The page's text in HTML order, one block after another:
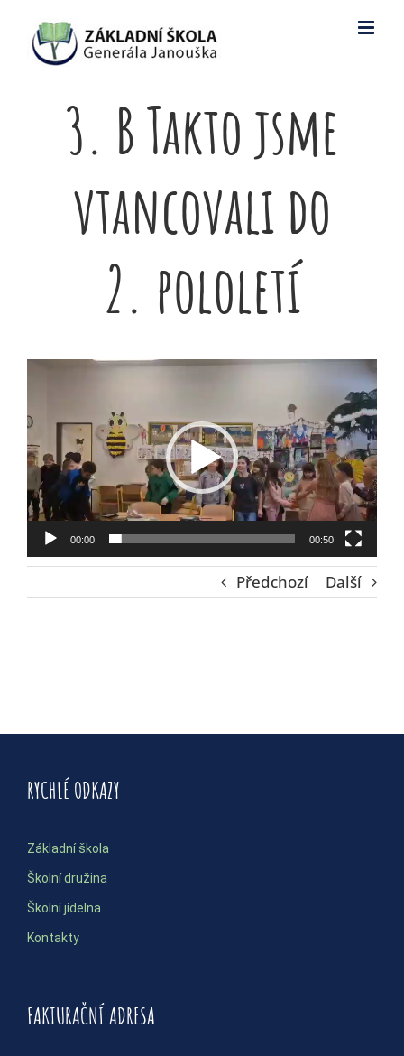
3. B Takto jsme
vtancovali do
2. pololetí
Předchozí Další
00:00 00:50
RYCHLÉ ODKAZY
Základní škola
Školní družina
Školní jídelna
Kontakty
FAKTURAČNÍ ADRESA